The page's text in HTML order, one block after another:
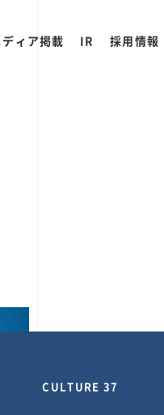
ィア掲載 IR 採用情報
CULTURE 30